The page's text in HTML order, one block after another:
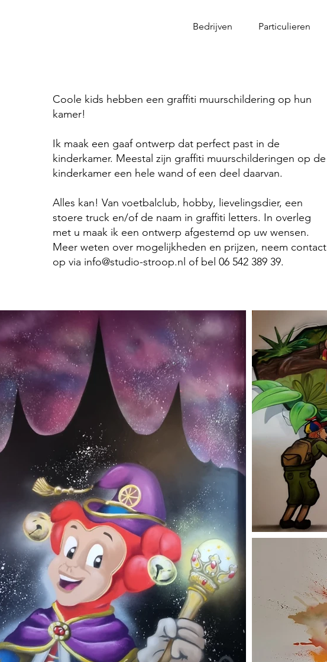
Bedrijven Particulieren
Coole kids hebben een graffiti muurschildering op hun
kamer!
Ik maak een gaaf ontwerp dat perfect past in de
kinderkamer. Meestal zijn graffiti muurschilderingen op de
kinderkamer een hele wand of een deel daarvan.
Alles kan! Van voetbalclub, hobby, lievelingsdier, een
stoere truck en/of de naam in graffiti letters. In overleg
met u maak ik een ontwerp afgestemd op uw wensen.
Meer weten over mogelijkheden en prijzen, neem contact
op via info@studio-stroop.nl of bel 06 542 389 39.